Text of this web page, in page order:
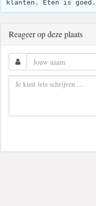
klanten. Eten is goed.
Reageer op deze plaats